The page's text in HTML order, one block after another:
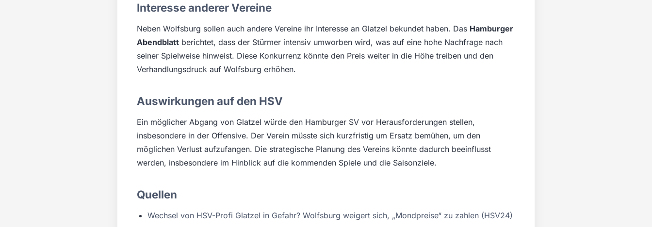
Interesse anderer Vereine
Neben Wolfsburg sollen auch andere Vereine ihr Interesse an Glatzel bekundet haben. Das Hamburger
Abendblatt berichtet, dass der Stürmer intensiv umworben wird, was auf eine hohe Nachfrage nach
seiner Spielweise hinweist. Diese Konkurrenz könnte den Preis weiter in die Höhe treiben und den
Verhandlungsdruck auf Wolfsburg erhöhen.
Auswirkungen auf den HSV
Ein möglicher Abgang von Glatzel würde den Hamburger SV vor Herausforderungen stellen,
insbesondere in der Offensive. Der Verein müsste sich kurzfristig um Ersatz bemühen, um den
möglichen Verlust aufzufangen. Die strategische Planung des Vereins könnte dadurch beeinflusst
werden, insbesondere im Hinblick auf die kommenden Spiele und die Saisonziele.
Quellen
Wechsel von HSV-Profi Glatzel in Gefahr? Wolfsburg weigert sich, „Mondpreise“ zu zahlen (HSV24)